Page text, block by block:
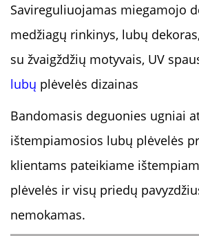
Savireguliuojamas miegamojo
medžiagų rinkinys, lubų
su žvaigždžių motyvais, UV
lubų plėvelės dizainas
Bandomasis deguonies ugniai
ištempiamosios lubų plėvelės
klientams pateikiame
plėvelės ir visų priedų
nemokamas.